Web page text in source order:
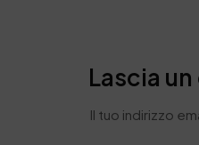
Lascia
Il tuo indirizzo